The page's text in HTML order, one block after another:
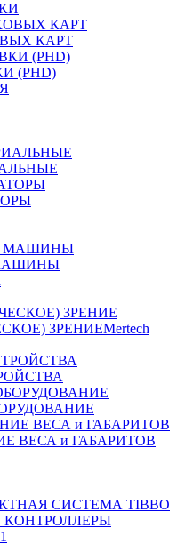
КАРТ
(PHD)
ЗРЕНИЕMertech
ВЕСА и ГАБАРИТОВ
СИСТЕМА TIBBO
1